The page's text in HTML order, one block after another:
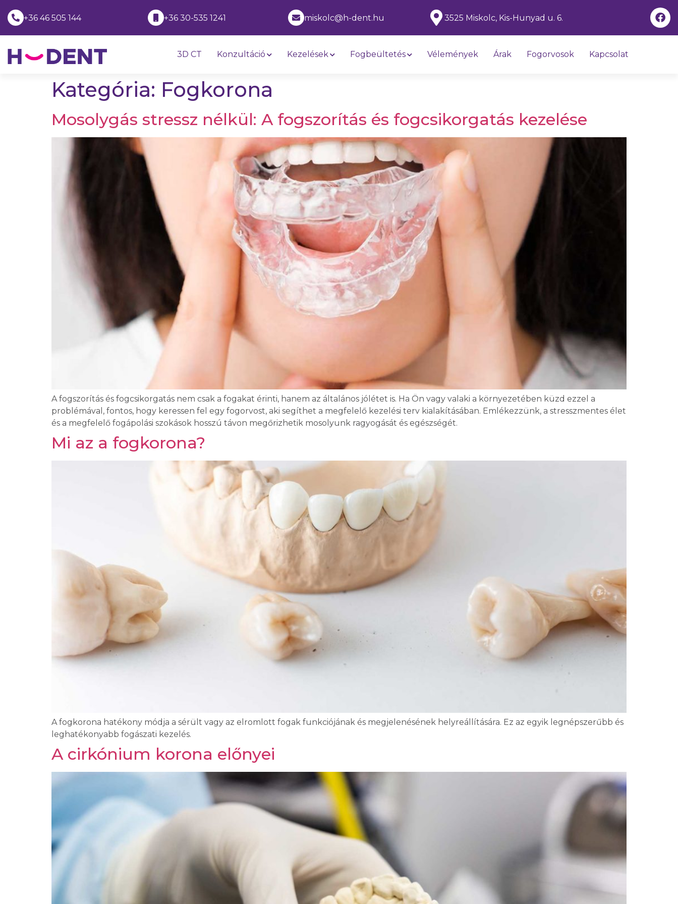
+36 46 505 144 +36 30-535 1241 miskolc@h-dent.hu 3525 Miskolc, Kis-Hunyad u. 6.
3D CT Konzultáció Kezelések Fogbeültetés Vélemények Árak Fogorvosok Kapcsolat
Kategória: Fogkorona
Mosolygás stressz nélkül: A fogszorítás és fogcsikorgatás kezelése
A fogszorítás és fogcsikorgatás nem csak a fogakat érinti, hanem az általános jólétet is. Ha Ön vagy valaki a környezetében küzd ezzel a
problémával, fontos, hogy keressen fel egy fogorvost, aki segíthet a megfelelő kezelési terv kialakításában. Emlékezzünk, a stresszmentes élet
és a megfelelő fogápolási szokások hosszú távon megőrizhetik mosolyunk ragyogását és egészségét.
Mi az a fogkorona?
A fogkorona hatékony módja a sérült vagy az elromlott fogak funkciójának és megjelenésének helyreállítására. Ez az egyik legnépszerűbb és
leghatékonyabb fogászati ​​kezelés.
A cirkónium korona előnyei